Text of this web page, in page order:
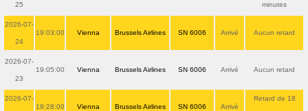
25 minutes
2026-07-
24
19:03:00 Vienna Brussels Airlines SN 6006 Arrivé Aucun retard
2026-07-
23
19:05:00 Vienna Brussels Airlines SN 6006 Arrivé Aucun retard
2026-07-
19:28:00 Vienna Brussels Airlines SN 6006 Arrivé
Retard de 18